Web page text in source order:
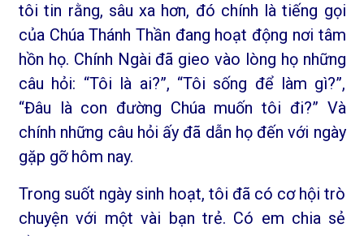
tôi tin rằng, sâu xa hơn, đó chính là tiếng gọi
của Chúa Thánh Thần đang hoạt động nơi tâm
hồn họ. Chính Ngài đã gieo vào lòng họ những
câu hỏi: “Tôi là ai?”, “Tôi sống để làm gì?”,
“Đâu là con đường Chúa muốn tôi đi?” Và
chính những câu hỏi ấy đã dẫn họ đến với ngày
gặp gỡ hôm nay.
Trong suốt ngày sinh hoạt, tôi đã có cơ hội trò
chuyện với một vài bạn trẻ. Có em chia sẻ